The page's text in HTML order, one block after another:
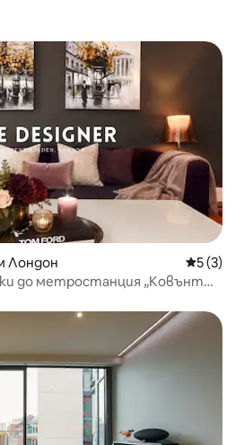
Лондон Средна
5 (3)
до метростанция „Ковънт